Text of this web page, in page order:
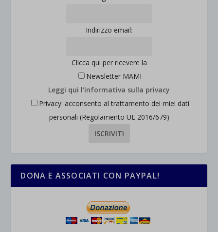
Indirizzo email:
Clicca qui per ricevere la
Newsletter MAMI
Leggi qui l'informativa sulla privacy
Privacy: acconsento al trattamento dei miei dati
personali (Regolamento UE 2016/679)
DONA E ASSOCIATI CON PAYPAL!